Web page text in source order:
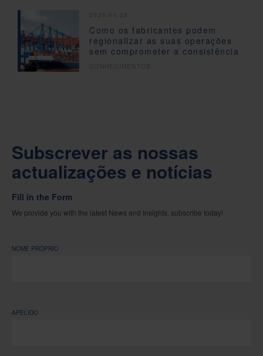
Como os fabricantes podem
regionalizar as suas operações
sem comprometer a consistência
Subscrever as nossas
actualizações e notícias
Fill in the Form
We provide you with the latest News and Insights, subscribe today!
NOME PRÓPRIO
APELIDO